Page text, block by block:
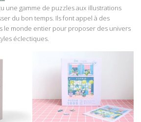
une gamme de puzzles aux illustrations
du bon temps. Ils font appel à des
le monde entier pour proposer des univers
éclectiques.